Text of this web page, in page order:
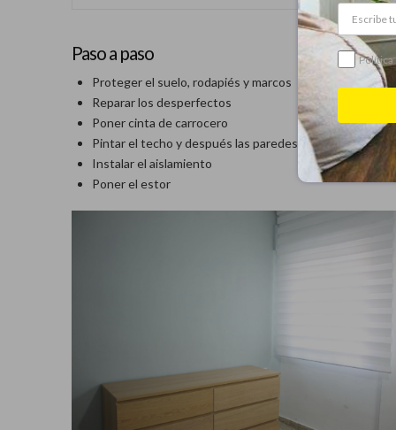
Paso a paso
Proteger el suelo, rodapiés y marcos
Reparar los desperfectos
Poner cinta de carrocero
Pintar el techo y después las paredes
Instalar el aislamiento
Poner el estor
Política